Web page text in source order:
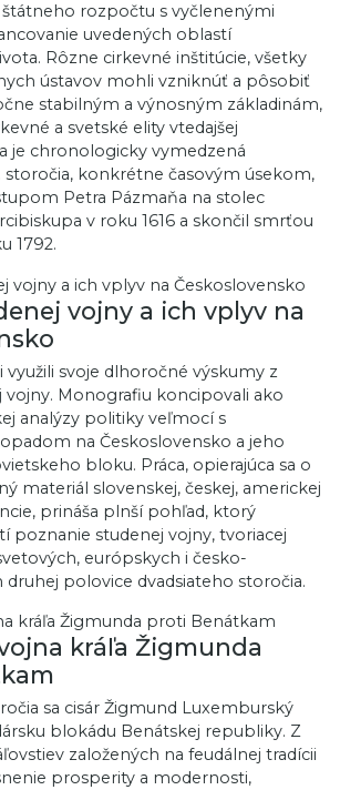
rozpočtu s vyčlenenými
uvedených oblastí
Rôzne cirkevné inštitúcie, všetky
ústavov mohli vzniknúť a pôsobiť
stabilným a výnosným základinám,
a svetské elity vtedajšej
je chronologicky vymedzená
storočia, konkrétne časovým úsekom,
Petra Pázmaňa na stolec
v roku 1616 a skončil smrťou
1792.
vojny a ich vplyv na
svoje dlhoročné výskumy z
vojny. Monografiu koncipovali ako
analýzy politiky veľmocí s
na Československo a jeho
bloku. Práca, opierajúca sa o
materiál slovenskej, českej, americkej
prináša plnší pohľad, ktorý
poznanie studenej vojny, tvoriacej
európskych i česko-
druhej polovice dvadsiateho storočia.
kráľa Žigmunda
sa cisár Žigmund Luxemburský
blokádu Benátskej republiky. Z
založených na feudálnej tradícii
prosperity a modernosti,